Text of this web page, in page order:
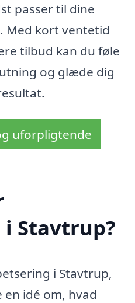
passer til dine
Med kort ventetid
tilbud kan du føle
og glæde dig
uforpligtende
Stavtrup?
i Stavtrup,
idé om, hvad